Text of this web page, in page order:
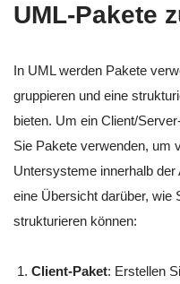
UML-Pakete
In UML werden Pakete
gruppieren und eine
bieten. Um ein Client/
Sie Pakete verwenden, um
Untersysteme innerhalb
eine Übersicht darüber, wie
strukturieren können:
Client-Paket: Erstellen